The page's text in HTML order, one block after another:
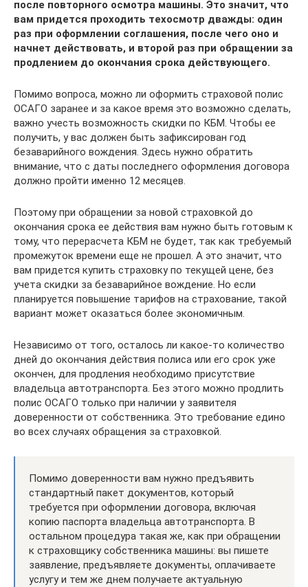
после повторного осмотра машины. Это значит, что
вам придется проходить техосмотр дважды: один
раз при оформлении соглашения, после чего оно и
начнет действовать, и второй раз при обращении за
продлением до окончания срока действующего.
Помимо вопроса, можно ли оформить страховой полис
ОСАГО заранее и за какое время это возможно сделать,
важно учесть возможность скидки по КБМ. Чтобы ее
получить, у вас должен быть зафиксирован год
безаварийного вождения. Здесь нужно обратить
внимание, что с даты последнего оформления договора
должно пройти именно 12 месяцев.
Поэтому при обращении за новой страховкой до
окончания срока ее действия вам нужно быть готовым к
тому, что перерасчета КБМ не будет, так как требуемый
промежуток времени еще не прошел. А это значит, что
вам придется купить страховку по текущей цене, без
учета скидки за безаварийное вождение. Но если
планируется повышение тарифов на страхование, такой
вариант может оказаться более экономичным.
Независимо от того, осталось ли какое-то количество
дней до окончания действия полиса или его срок уже
окончен, для продления необходимо присутствие
владельца автотранспорта. Без этого можно продлить
полис ОСАГО только при наличии у заявителя
доверенности от собственника. Это требование едино
во всех случаях обращения за страховкой.
Помимо доверенности вам нужно предъявить
стандартный пакет документов, который
требуется при оформлении договора, включая
копию паспорта владельца автотранспорта. В
остальном процедура такая же, как при обращении
к страховщику собственника машины: вы пишете
заявление, предъявляете документы, оплачиваете
услугу и тем же днем получаете актуальную